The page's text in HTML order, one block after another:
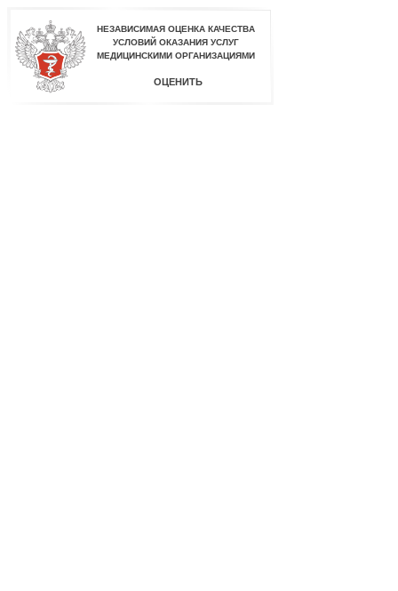
НЕЗАВИСИМАЯ ОЦЕНКА КАЧЕСТВА
УСЛОВИЙ ОКАЗАНИЯ УСЛУГ
МЕДИЦИНСКИМИ ОРГАНИЗАЦИЯМИ
ОЦЕНИТЬ